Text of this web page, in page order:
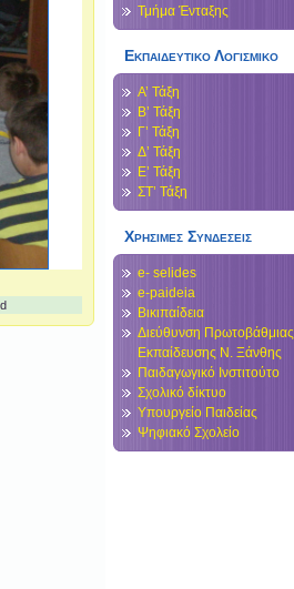
Τμήμα Ένταξης
Εκπαιδευτικο Λογισμικο
Α’ Τάξη
Β’ Τάξη
Γ’ Τάξη
Δ’ Τάξη
Ε’ Τάξη
ΣΤ’ Τάξη
Χρησιμες Συνδεσεις
e- selides
e-paideia
Βικιπαίδεια
Διεύθυνση Πρωτοβάθμιας
Εκπαίδευσης Ν. Ξάνθης
Παιδαγωγικό Ινστιτούτο
Σχολικό δίκτυο
Υπουργείο Παιδείας
Ψηφιακό Σχολείο